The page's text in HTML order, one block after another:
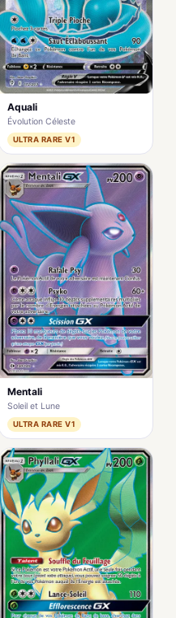
Aquali
Évolution Céleste
ULTRA RARE V1
Mentali
Soleil et Lune
ULTRA RARE V1